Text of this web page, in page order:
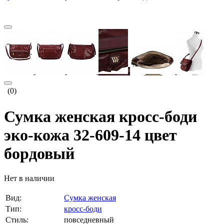
(0)
Сумка женская кросс-боди
эко-кожа 32-609-14 цвет
бордовый
Нет в наличии
Вид:
Сумка женская
Тип:
кросс-боди
Стиль:
повседневный